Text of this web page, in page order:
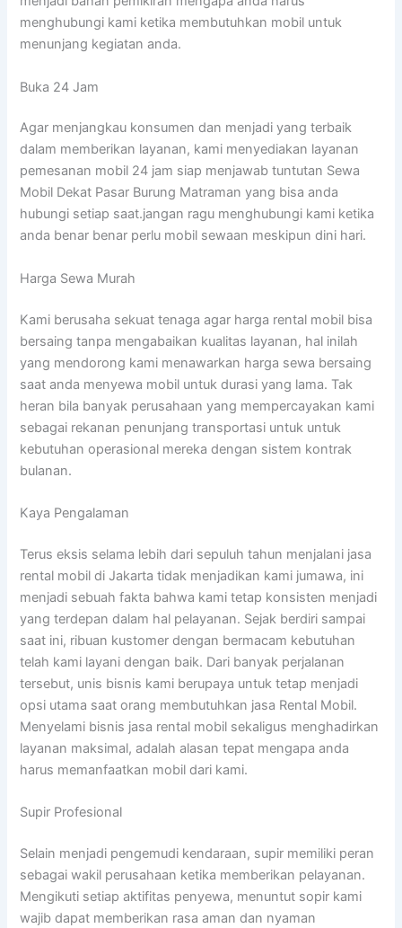
menghubungi kami ketika membutuhkan mobil untuk
menunjang kegiatan anda.
Buka 24 Jam
Agar menjangkau konsumen dan menjadi yang terbaik
dalam memberikan layanan, kami menyediakan layanan
pemesanan mobil 24 jam siap menjawab tuntutan Sewa
Mobil Dekat Pasar Burung Matraman yang bisa anda
hubungi setiap saat.jangan ragu menghubungi kami ketika
anda benar benar perlu mobil sewaan meskipun dini hari.
Harga Sewa Murah
Kami berusaha sekuat tenaga agar harga rental mobil bisa
bersaing tanpa mengabaikan kualitas layanan, hal inilah
yang mendorong kami menawarkan harga sewa bersaing
saat anda menyewa mobil untuk durasi yang lama. Tak
heran bila banyak perusahaan yang mempercayakan kami
sebagai rekanan penunjang transportasi untuk untuk
kebutuhan operasional mereka dengan sistem kontrak
bulanan.
Kaya Pengalaman
Terus eksis selama lebih dari sepuluh tahun menjalani jasa
rental mobil di Jakarta tidak menjadikan kami jumawa, ini
menjadi sebuah fakta bahwa kami tetap konsisten menjadi
yang terdepan dalam hal pelayanan. Sejak berdiri sampai
saat ini, ribuan kustomer dengan bermacam kebutuhan
telah kami layani dengan baik. Dari banyak perjalanan
tersebut, unis bisnis kami berupaya untuk tetap menjadi
opsi utama saat orang membutuhkan jasa Rental Mobil.
Menyelami bisnis jasa rental mobil sekaligus menghadirkan
layanan maksimal, adalah alasan tepat mengapa anda
harus memanfaatkan mobil dari kami.
Supir Profesional
Selain menjadi pengemudi kendaraan, supir memiliki peran
sebagai wakil perusahaan ketika memberikan pelayanan.
Mengikuti setiap aktifitas penyewa, menuntut sopir kami
wajib dapat memberikan rasa aman dan nyaman